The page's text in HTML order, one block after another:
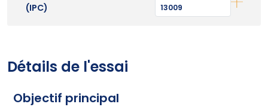
(IPC)
13009
Détails de l'essai
Objectif principal